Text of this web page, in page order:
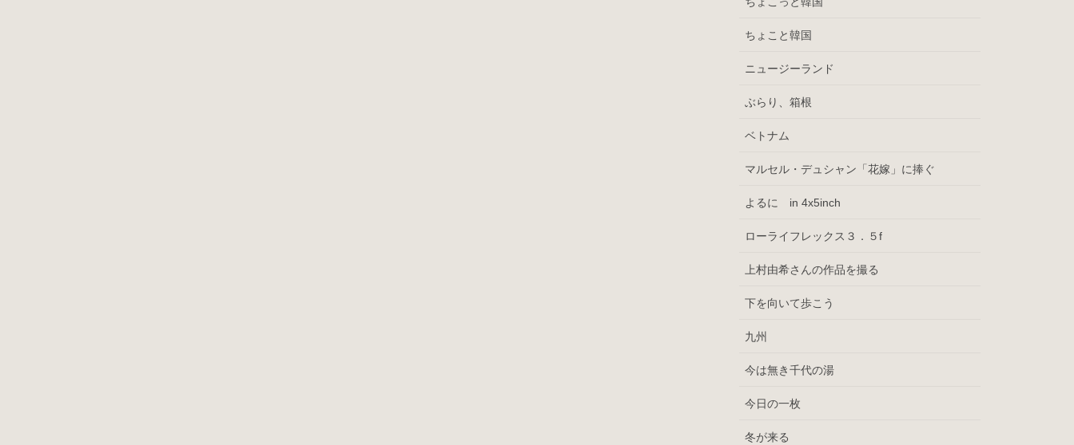
ちょこと韓国
ニュージーランド
ぶらり、箱根
ベトナム
マルセル・デュシャン「花嫁」に捧ぐ
よるに in 4x5inch
ローライフレックス３．５f
上村由希さんの作品を撮る
下を向いて歩こう
九州
今は無き千代の湯
今日の一枚
冬が来る